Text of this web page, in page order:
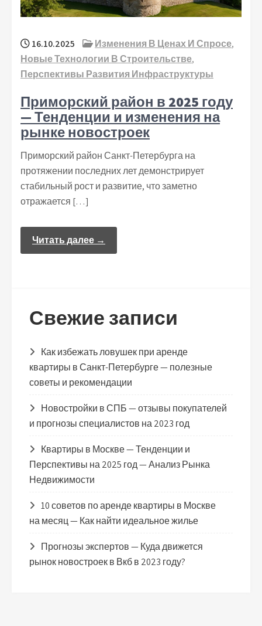
16.10.2025 Изменения В Ценах И Спросе,
Новые Технологии В Строительстве,
Перспективы Развития Инфраструктуры
Приморский район в 2025 году
— Тенденции и изменения на
рынке новостроек
Приморский район Санкт-Петербурга на
протяжении последних лет демонстрирует
стабильный рост и развитие, что заметно
отражается […]
Читать далее →
Свежие записи
Как избежать ловушек при аренде
квартиры в Санкт-Петербурге — полезные
советы и рекомендации
Новостройки в СПБ — отзывы покупателей
и прогнозы специалистов на 2023 год
Квартиры в Москве — Тенденции и
Перспективы на 2025 год — Анализ Рынка
Недвижимости
10 советов по аренде квартиры в Москве
на месяц — Как найти идеальное жилье
Прогнозы экспертов — Куда движется
рынок новостроек в Вкб в 2023 году?